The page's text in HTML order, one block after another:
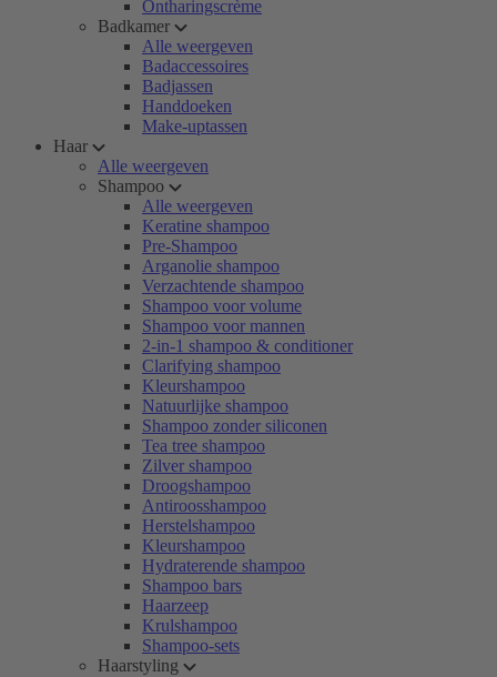
Ontharingscrème
Badkamer
Alle weergeven
Badaccessoires
Badjassen
Handdoeken
Make-uptassen
Haar
Alle weergeven
Shampoo
Alle weergeven
Keratine shampoo
Pre-Shampoo
Arganolie shampoo
Verzachtende shampoo
Shampoo voor volume
Shampoo voor mannen
2-in-1 shampoo & conditioner
Clarifying shampoo
Kleurshampoo
Natuurlijke shampoo
Shampoo zonder siliconen
Tea tree shampoo
Zilver shampoo
Droogshampoo
Antiroosshampoo
Herstelshampoo
Kleurshampoo
Hydraterende shampoo
Shampoo bars
Haarzeep
Krulshampoo
Shampoo-sets
Haarstyling